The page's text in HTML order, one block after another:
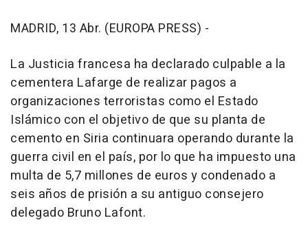
MADRID, 13 Abr. (EUROPA PRESS) -
La Justicia francesa ha declarado culpable a la
cementera Lafarge de realizar pagos a
organizaciones terroristas como el Estado
Islámico con el objetivo de que su planta de
cemento en Siria continuara operando durante la
guerra civil en el país, por lo que ha impuesto una
multa de 5,7 millones de euros y condenado a
seis años de prisión a su antiguo consejero
delegado Bruno Lafont.